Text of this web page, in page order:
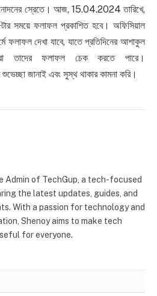
স্রেতে। আজ, 15.04.2024 তারিখে,
সময়ে ফলাফল প্রকাশিত হবে। অফিসিয়াল
ফলাফল দেখা যাবে, যাতে প্রতিদিনের আশাকুল
তাদের ফলাফল চেক করতে পারে।
জানাই এবং সুস্থ থাকার কামনা করি।
Admin of TechGup, a tech-focused
the latest updates, guides, and
With a passion for technology and
Shenoy aims to make tech
for everyone.